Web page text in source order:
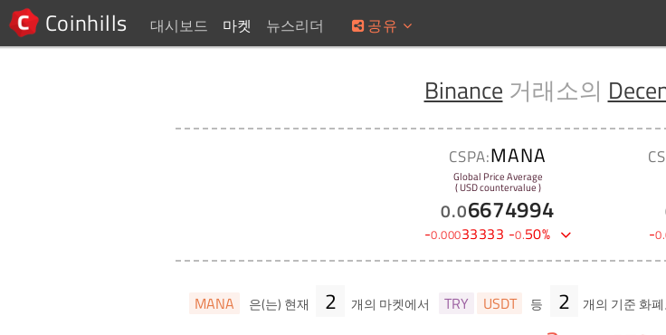
Coinhills 대시보드 마켓 뉴스리더 공유
Binance 거래소의
CSPA:MANA
Global Price Average
( USD countervalue )
0.06674994
-0.00033333 -0.50% -0.
MANA 은(는) 현재 2 개의 마켓에서 TRY USDT 등 2 개의 기준 화